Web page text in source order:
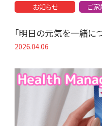
お知らせ ご
「明日の元気を一緒に
2026.04.06